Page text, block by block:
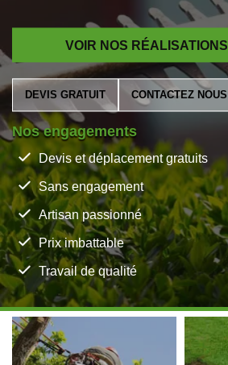
VOIR NOS RÉALISATIONS
DEVIS GRATUIT CONTACTEZ NOUS
Nos engagements
Devis et déplacement gratuits
Sans engagement
Artisan passionné
Prix imbattable
Travail de qualité